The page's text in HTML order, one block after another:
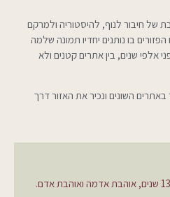
של חיבור לנוף, להיסטוריה ולמרקם
בו נותנים יחדיו תמונה שלמה
אלפי שנים, בין אתרים קטנים ולא
השונים ונכיר את האזור דרך